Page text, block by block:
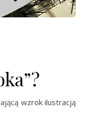
wzrok ilustracją